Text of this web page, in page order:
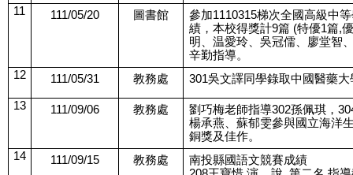
11 111/05/20 圖書館
參加1110315梯次全國高級中
績，本校得獎計9篇 (特優1篇,
明、温愛玲、吳冠儒、廖堂智
辛勤指導。
12
111/05/31 教務處 301吳文譯同學錄取中國醫藥
13 111/09/06 教務處
劉巧梅老師指導302孫佩琪，
楊承燕、蘇郁雯參與國立海洋
銅獎及佳作。
14
111/09/15 教務處
南投縣國語文競賽成績